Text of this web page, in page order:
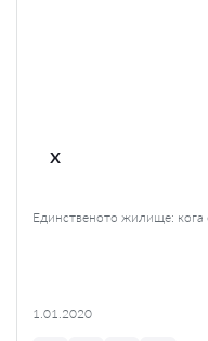
x
Единственото жилище: кога
1.01.2020